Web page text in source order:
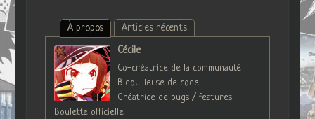
À propos
Articles récents
Cécile
Co-créatrice de la communauté
Bidouilleuse de code
Créatrice de bugs / features
Boulette officielle